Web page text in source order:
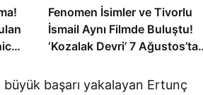
Fenomen İsimler ve Tivorlu
İsmail Aynı Filmde Buluştu!
‘Kozalak Devri’ 7 Ağustos’ta
büyük başarı yakalayan Ertunç